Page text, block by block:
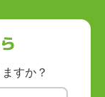
すか？